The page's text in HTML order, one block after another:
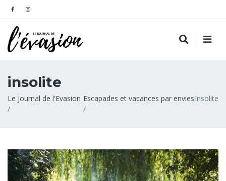
insolite
Fil
d'Ariane
Le Journal de l'Evasion Escapades et vacances par enviesInsolite